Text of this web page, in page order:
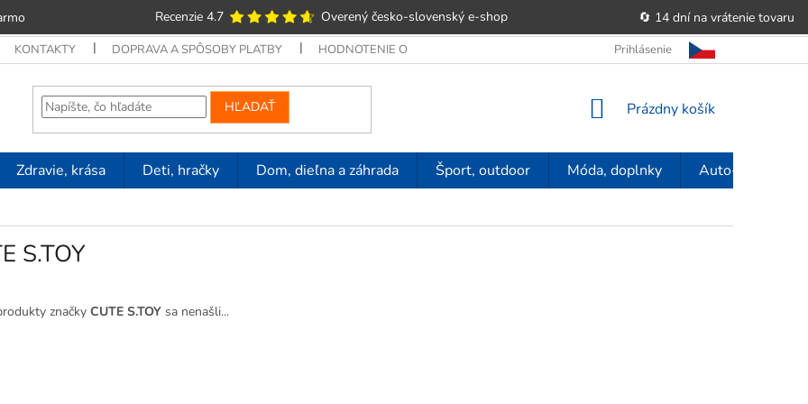
Recenzie 4.7 Overený česko-slovenský e‑shop
🔄 14 dní na vrátenie tovaru
KONTAKTY DOPRAVA A SPÔSOBY PLATBY HODNOTENIE OBCHODU OBCHODNÉ PODMIENKY POUČENIE O PRÁVE
Prihlásenie
HĽADAŤ
NÁKUPNÝ
Prázdny košík
Zdravie, krása Deti, hračky Dom, dieľna a záhrada Šport, outdoor Móda, doplnky Auto-moto
S.TOY
značky CUTE S.TOY sa nenašli...